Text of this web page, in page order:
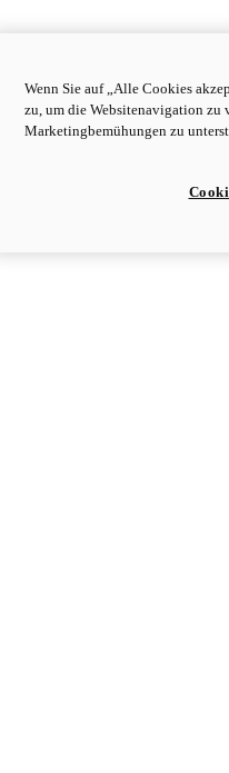
Wenn Sie auf „Alle Cookies
zu, um die Websitenavigation zu
Marketingbemühungen zu